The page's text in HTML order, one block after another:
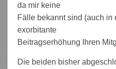
da mir keine
Fälle bekannt sind (auch
exorbitante
Beitragserhöhung Ihren
Die beiden bisher